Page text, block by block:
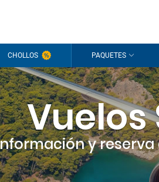
CHOLLOS PAQUETES
Vuelos
y reserva